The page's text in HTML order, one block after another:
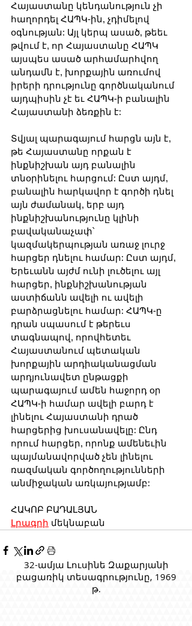
Հայաստանը կենդանություն չի
հաղորդել ՀԱՊԿ-ին, չդիմելով
օգնության: Այլ կերպ ասած, թեեւ
թվում է, որ Հայաստանը ՀԱՊԿ
այսպես ասած արհամարհվող
անդամն է, խորքային առումով
իրերի դրությունը գործնականում
այդպիսին չէ եւ ՀԱՊԿ-ի բանալին
Հայաստանի ձեռքին է:
Տվյալ պարագայում հարցն այն է,
թե Հայաստանը որքան է
ինքնիշխան այդ բանալին
տնօրինելու հարցում: Ըստ այդմ,
բանալին հարկավոր է գործի դնել
այն ժամանակ, երբ այդ
ինքնիշխանությունը կլինի
բավականաչափ՝
կազմակերպության առաջ լուրջ
հարցեր դնելու համար: Ըստ այդմ,
Երեւանն այժմ ունի լուծելու այլ
հարցեր, ինքնիշխանության
աստիճանն ավելի ու ավելի
բարձրացնելու համար: ՀԱՊԿ-ը
դրան սպասում է թերեւս
տագնապով, որովհետեւ
Հայաստանում պետական
խորքային արդիականացման
արդյունավետ ընթացքի
պարագայում ամեն հաջորդ օր
ՀԱՊԿ-ի համար ավելի բարդ է
լինելու Հայաստանի դրած
հարցերից խուսանավելը: Ընդ
որում հարցեր, որոնք ամենեւին
պայմանավորված չեն լինելու
ռազմական գործողությունների
անմիջական առկայությամբ:
ՀԱԿՈԲ ԲԱԴԱԼՅԱՆ
Լրագրի մեկնաբան
32-ամյա Լուսինե Զաքարյանի
բացառիկ տեսագրությունը, 1969
թ.